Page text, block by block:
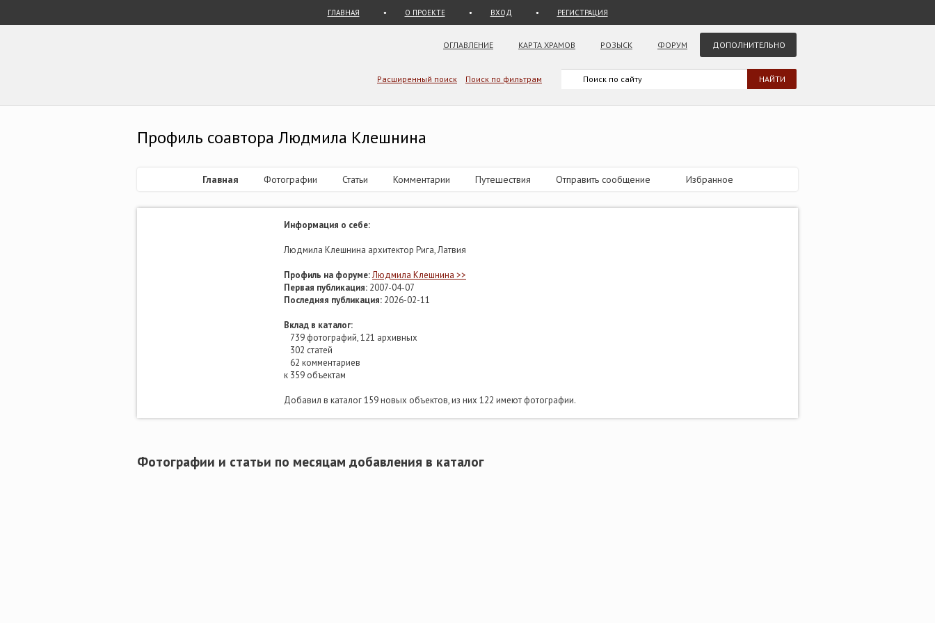
ГЛАВНАЯ О ПРОЕКТЕ ВХОД РЕГИСТРАЦИЯ
ОГЛАВЛЕНИЕ КАРТА ХРАМОВ РОЗЫСК ФОРУМ ДОПОЛНИТЕЛЬНО
Расширенный поиск Поиск по фильтрам
Профиль соавтора Людмила Клешнина
Главная Фотографии Статьи Комментарии Путешествия Отправить сообщение Избранное
Информация о себе:
Людмила Клешнина архитектор Рига, Латвия
Профиль на форуме:Людмила Клешнина >>
Первая публикация: 2007-04-07
Последняя публикация: 2026-02-11
Вклад в каталог:
739 фотографий, 121 архивных
302 статей
62 комментариев
к 359 объектам
Добавил в каталог 159 новых объектов, из них 122 имеют фотографии.
Фотографии и статьи по месяцам добавления в каталог